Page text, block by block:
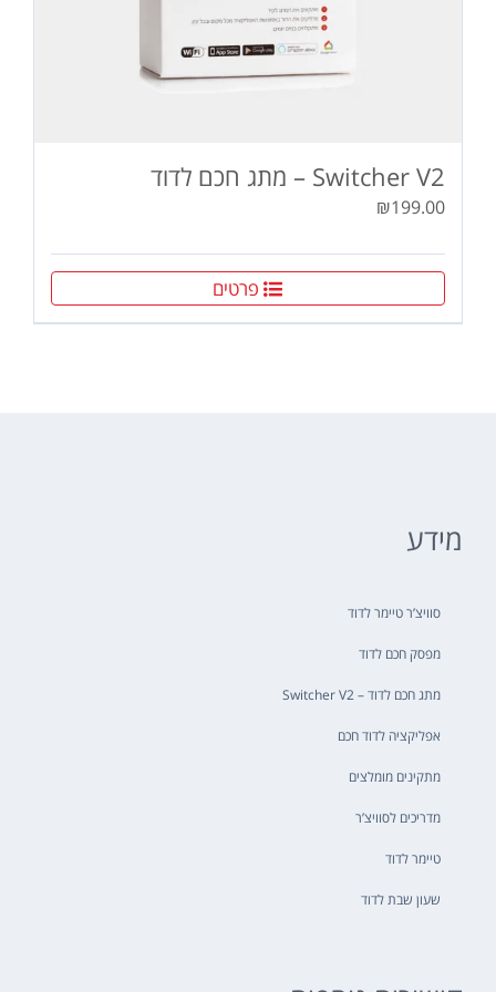
Switcher V2 – מתג חכם לדוד
₪199.00
פרטים
מידע
סוויצ’ר טיימר לדוד
מפסק חכם לדוד
מתג חכם לדוד – Switcher V2
אפליקציה לדוד חכם
מתקינים מומלצים
מדריכים לסוויצ’ר
טיימר לדוד
שעון שבת לדוד